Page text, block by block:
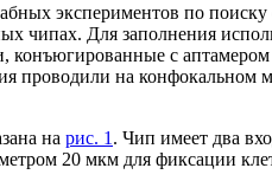
экспериментов по
чипах. Для заполнения
конъюгированные с
на конфокальном
на рис. 1 . Чип имеет два
20 мкм для фиксации